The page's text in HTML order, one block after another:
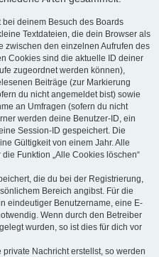
deinem Besuch des Boards
Textdateien, die dein Browser als
zwischen den einzelnen Aufrufen des
Cookies sind die aktuelle ID deiner
zugeordnet werden können),
Beiträge (zur Markierung
du nicht angemeldet bist) sowie
an Umfragen (sofern du nicht
werden deine Benutzer-ID, ein
Session-ID gespeichert. Die
Gültigkeit von einem Jahr. Alle
Funktion „Alle Cookies löschen“
die du bei der Registrierung,
Bereich angibst. Für die
eindeutiger Benutzername, eine E-
Wenn durch den Betreiber
wurden, so ist dies für dich vor
Nachricht erstellst, so werden